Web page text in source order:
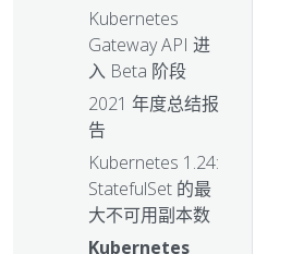
Kubernetes
Gateway API 进
入 Beta 阶段
2021 年度总结报
告
Kubernetes 1.24:
StatefulSet 的最
大不可用副本数
Kubernetes